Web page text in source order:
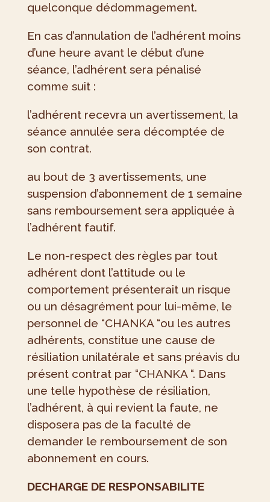
quelconque dédommagement.
En cas d’annulation de l’adhérent moins
d’une heure avant le début d’une
séance, l’adhérent sera pénalisé
comme suit :
l’adhérent recevra un avertissement, la
séance annulée sera décomptée de
son contrat.
au bout de 3 avertissements, une
suspension d’abonnement de 1 semaine
sans remboursement sera appliquée à
l’adhérent fautif.
Le non-respect des règles par tout
adhérent dont l’attitude ou le
comportement présenterait un risque
ou un désagrément pour lui-même, le
personnel de “CHANKA “ou les autres
adhérents, constitue une cause de
résiliation unilatérale et sans préavis du
présent contrat par “CHANKA “. Dans
une telle hypothèse de résiliation,
l’adhérent, à qui revient la faute, ne
disposera pas de la faculté de
demander le remboursement de son
abonnement en cours.
DECHARGE DE RESPONSABILITE